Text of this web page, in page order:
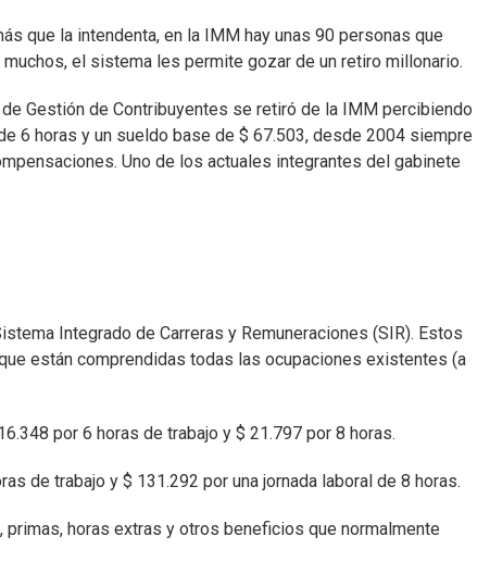
que la intendenta, en la IMM hay unas 90 personas que
el sistema les permite gozar de un retiro millonario.
Gestión de Contribuyentes se retiró de la IMM percibiendo
6 horas y un sueldo base de $ 67.503, desde 2004 siempre
Uno de los actuales integrantes del gabinete
Integrado de Carreras y Remuneraciones (SIR). Estos
están comprendidas todas las ocupaciones existentes (a
por 6 horas de trabajo y $ 21.797 por 8 horas.
de trabajo y $ 131.292 por una jornada laboral de 8 horas.
horas extras y otros beneficios que normalmente